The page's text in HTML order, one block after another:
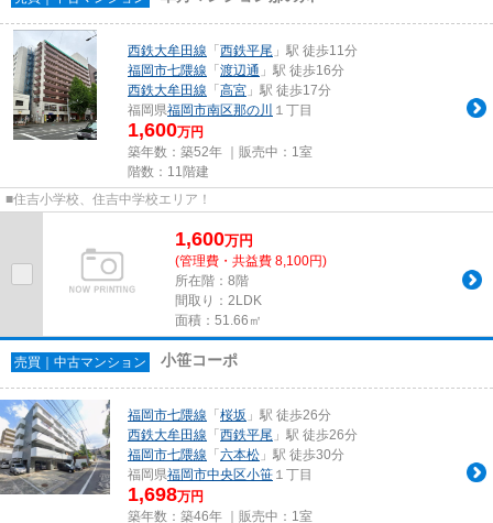
西鉄大牟田線 「 西鉄平尾 」駅 徒歩11分
福岡市七隈線 「 渡辺通 」駅 徒歩16分
西鉄大牟田線 「 高宮 」駅 徒歩17分
福岡県福岡市南区那の川 １丁目
1,600万円
築年数：築52年 ｜販売中： 1室
階数：11階建
■住吉小学校、住吉中学校エリア！
1,600万円
(管理費・共益費 8,100円)
所在階：8階
間取り：2LDK
面積：51.66㎡
売買｜中古マンション 小笹コーポ
福岡市七隈線 「 桜坂 」駅 徒歩26分
西鉄大牟田線 「 西鉄平尾 」駅 徒歩26分
福岡市七隈線 「 六本松 」駅 徒歩30分
福岡県福岡市中央区小笹 １丁目
1,698万円
築年数：築46年 ｜販売中： 1室